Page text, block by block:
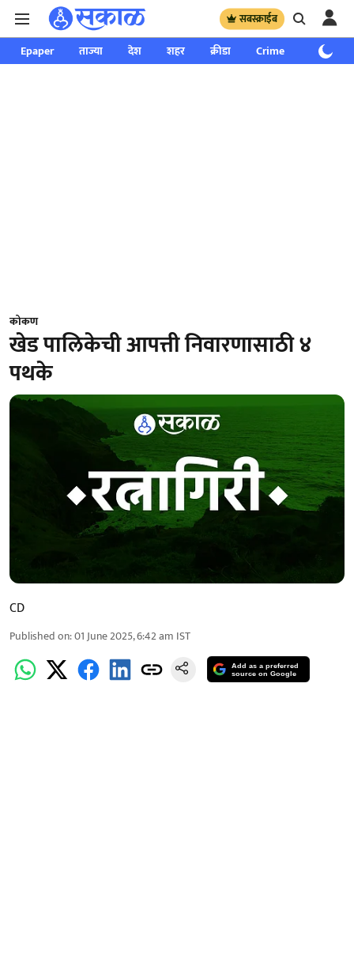
सबस्क्राईब
Epaper ताज्या देश शहर क्रीडा Crime साप्ताहिक
कोकण
खेड पालिकेची आपत्ती निवारणासाठी ४
पथके
CD
Published on:01 June 2025, 6:42 am IST
Add as a preferred
source on Google